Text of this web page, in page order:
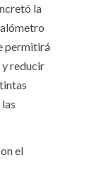
la
permitirá
reducir
el